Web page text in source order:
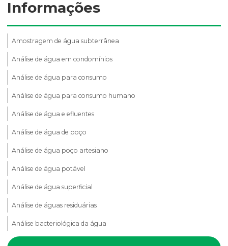
Informações
Amostragem de água subterrânea
Análise de água em condomínios
Análise de água para consumo
Análise de água para consumo humano
Análise de água e efluentes
Análise de água de poço
Análise de água poço artesiano
Análise de água potável
Análise de água superficial
Análise de águas residuárias
Análise bacteriológica da água